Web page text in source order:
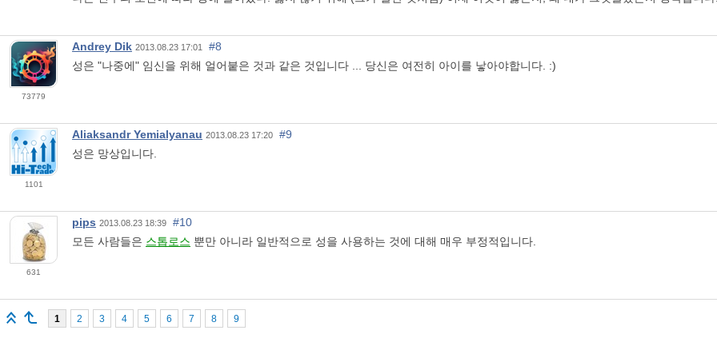
73779
Andrey Dik 2013.08.23 17:01
#8
성은 "나중에" 임신을 위해 얼어붙은 것과 같은 것입니다 ... 당신은 여전히 아이를 낳아야합니다. :)
1101
Aliaksandr Yemialyanau 2013.08.23 17:20
#9
성은 망상입니다.
631
pips 2013.08.23 18:39
#10
모든 사람들은 스톱로스 뿐만 아니라 일반적으로 성을 사용하는 것에 대해 매우 부정적입니다.
1 2 3 4 5 6 7 8 9